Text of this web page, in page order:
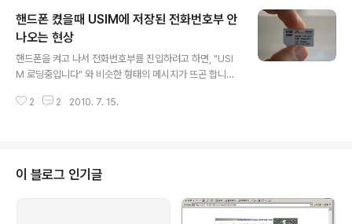
번호의 길이는 32자까지 지원되는군요. 이 정도면 전화번
호 길이로서 충분하고도 남겠지요? 일반적인 사용자라면
저장되는 전화번호의 길이는 국번이나 지역번호를 포함해
도 10자가 조금 넘는 정도일 겁니다. 그러나 국제전화라던
혹은 자동서비스 신청을 위한 특수 다이얼 등의 경우에는
핸드폰 켰을때 USIM에 저장된 전화번호부 안
나오는 현상
핸드폰을 켜고 나서 전화번호부를 진입하려고 하면, "USI
M 로딩중입니다" 와 비슷한 형태의 메시지가 뜨곤 합니다.
핸드폰 자체의 전화번호부에 저장하는 편이지만, 요즘들어
핸드폰에 비해서 속도가 상당히 늦습니다. 또한 핸드폰 자
체에서 사용하는 전화번호부 구조와 USIM에서 사용하는
전화번호 저장구조가 아주 다릅니다. 그렇기 때문에 핸드
폰을 부팅하게 되면, USIM에 있는 전화번호부나 SMS, 통
2 2 2010. 7. 15.
이 블로그 인기글